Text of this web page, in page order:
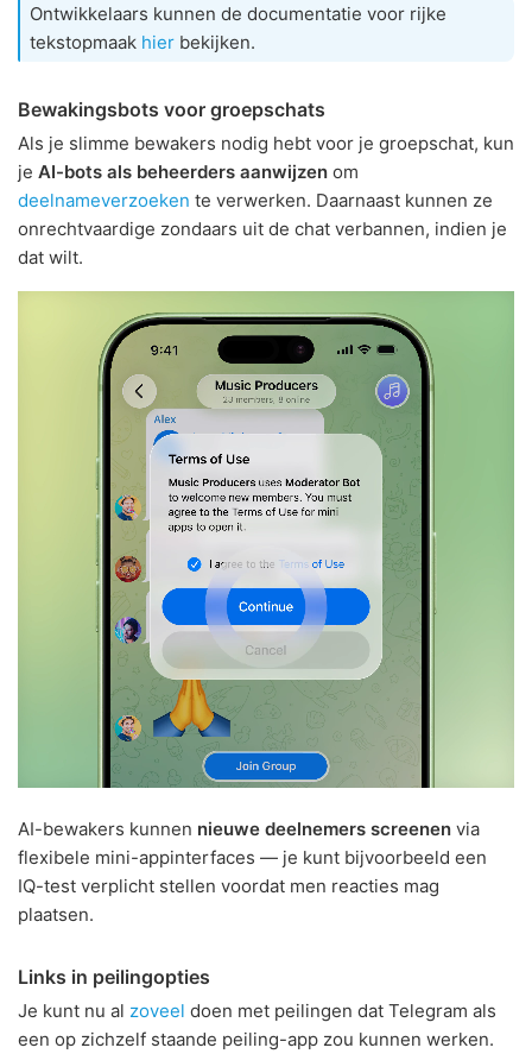
Ontwikkelaars kunnen de documentatie voor rijke
tekstopmaak hier bekijken.
Bewakingsbots voor groepschats
Als je slimme bewakers nodig hebt voor je groepschat, kun
je AI-bots als beheerders aanwijzen om
deelnameverzoeken te verwerken. Daarnaast kunnen ze
onrechtvaardige zondaars uit de chat verbannen, indien je
dat wilt.
AI-bewakers kunnen nieuwe deelnemers screenen via
flexibele mini-appinterfaces — je kunt bijvoorbeeld een
IQ-test verplicht stellen voordat men reacties mag
plaatsen.
Links in peilingopties
Je kunt nu al zoveel doen met peilingen dat Telegram als
een op zichzelf staande peiling-app zou kunnen werken.